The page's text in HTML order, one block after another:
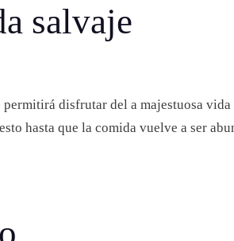
salvaje
permitirá disfrutar del a majestuosa
hasta que la comida vuelve a ser